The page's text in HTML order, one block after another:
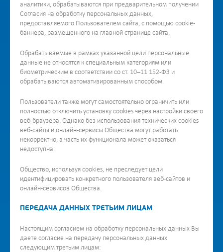
аналитики, обрабатываются при предварительном получении
Согласия на обработку персональных данных,
предоставляемого Пользователем сайта, с помощью cookie-
баннера, размещенного на главной странице сайта.
Обрабатываемые в рамках указанной цели персональные
данные не относятся к специальным категориям или
биометрическим в соответствии со ст. 10–11 152-ФЗ и
обрабатываются автоматизированным способом.
Пользователи также могут самостоятельно ограничить или
полностью отключить установку cookies через настройки своего
веб-браузера. Однако без использования технических cookies
веб-сайты и онлайн-сервисы Общества могут работать
некорректно, а часть их функционала может оказаться
недоступна.
Общество, используя cookies, не преследует цели
идентифицировать конкретного пользователя веб-сайтов и
онлайн-сервисов Общества.
ПЕРЕДАЧА ДАННЫХ ТРЕТЬИМ ЛИЦАМ
Настоящим согласием на обработку персональных данных Вы
даете согласие на передачу персональных данных
следующим третьим лицам: